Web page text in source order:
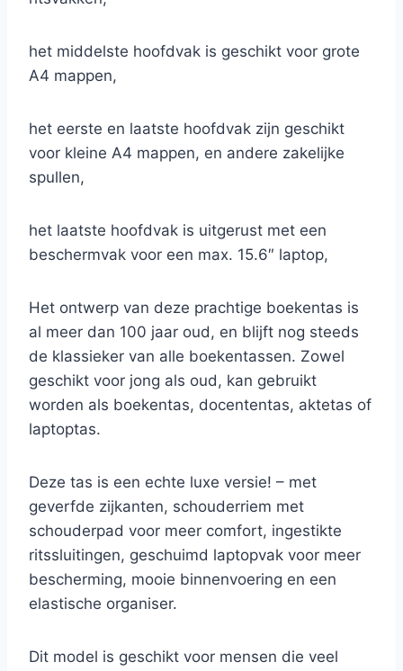
het middelste hoofdvak is geschikt voor grote
A4 mappen,
het eerste en laatste hoofdvak zijn geschikt
voor kleine A4 mappen, en andere zakelijke
spullen,
het laatste hoofdvak is uitgerust met een
beschermvak voor een max. 15.6″ laptop,
Het ontwerp van deze prachtige boekentas is
al meer dan 100 jaar oud, en blijft nog steeds
de klassieker van alle boekentassen. Zowel
geschikt voor jong als oud, kan gebruikt
worden als boekentas, docententas, aktetas of
laptoptas.
Deze tas is een echte luxe versie! – met
geverfde zijkanten, schouderriem met
schouderpad voor meer comfort, ingestikte
ritssluitingen, geschuimd laptopvak voor meer
bescherming, mooie binnenvoering en een
elastische organiser.
Dit model is geschikt voor mensen die veel